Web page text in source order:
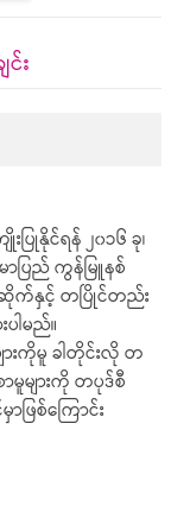
း
ြုနိုင်ရန် ၂၀၁၆ ခု၊
ြည် ကွန်မြူနစ်
ဆိုက်နှင့် တပြိုင်တည်း
ါမည်။
ားကိုမူ ခါတိုင်းလို တ
မူများကို တပုဒ်စီ
ဖြစ်ကြောင်း